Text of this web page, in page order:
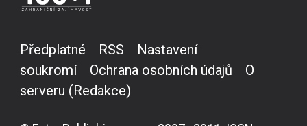
Předplatné RSS
Nastavení
soukromí
Ochrana osobních údajů
O
serveru (Redakce)